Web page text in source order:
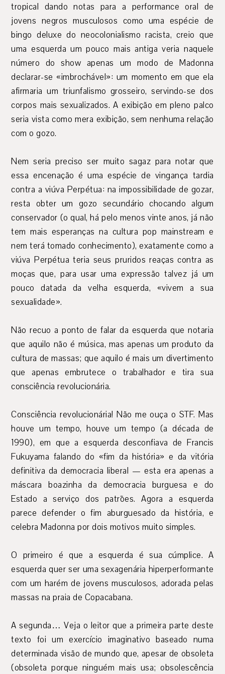
tropical dando notas para a performance oral de
jovens negros musculosos como uma espécie de
bingo deluxe do neocolonialismo racista, creio que
uma esquerda um pouco mais antiga veria naquele
número do show apenas um modo de Madonna
declarar-se «imbrochável»: um momento em que ela
afirmaria um triunfalismo grosseiro, servindo-se dos
corpos mais sexualizados. A exibição em pleno palco
seria vista como mera exibição, sem nenhuma relação
com o gozo.
Nem seria preciso ser muito sagaz para notar que
essa encenação é uma espécie de vingança tardia
contra a viúva Perpétua: na impossibilidade de gozar,
resta obter um gozo secundário chocando algum
conservador (o qual, há pelo menos vinte anos, já não
tem mais esperanças na cultura pop mainstream e
nem terá tomado conhecimento), exatamente como a
viúva Perpétua teria seus pruridos reaças contra as
moças que, para usar uma expressão talvez já um
pouco datada da velha esquerda, «vivem a sua
sexualidade».
Não recuo a ponto de falar da esquerda que notaria
que aquilo não é música, mas apenas um produto da
cultura de massas; que aquilo é mais um divertimento
que apenas embrutece o trabalhador e tira sua
consciência revolucionária.
Consciência revolucionária! Não me ouça o STF. Mas
houve um tempo, houve um tempo (a década de
1990), em que a esquerda desconfiava de Francis
Fukuyama falando do «fim da história» e da vitória
definitiva da democracia liberal — esta era apenas a
máscara boazinha da democracia burguesa e do
Estado a serviço dos patrões. Agora a esquerda
parece defender o fim aburguesado da história, e
celebra Madonna por dois motivos muito simples.
O primeiro é que a esquerda é sua cúmplice. A
esquerda quer ser uma sexagenária hiperperformante
com um harém de jovens musculosos, adorada pelas
massas na praia de Copacabana.
A segunda… Veja o leitor que a primeira parte deste
texto foi um exercício imaginativo baseado numa
determinada visão de mundo que, apesar de obsoleta
(obsoleta porque ninguém mais usa; obsolescência